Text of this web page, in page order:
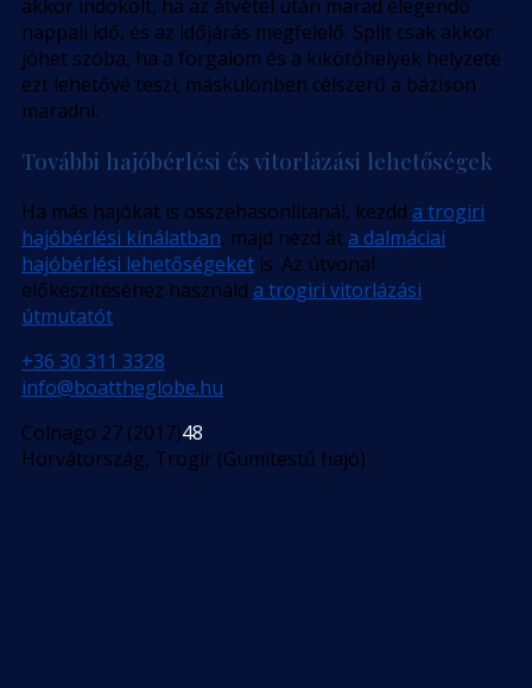
akkor indokolt, ha az átvétel után marad elegendő
nappali idő, és az időjárás megfelelő. Split csak akkor
jöhet szóba, ha a forgalom és a kikötőhelyek helyzete
ezt lehetővé teszi; máskülönben célszerű a bázison
maradni.
További hajóbérlési és vitorlázási lehetőségek
Ha más hajókat is összehasonlítanál, kezdd a trogiri
hajóbérlési kínálatban, majd nézd áta dalmáciai
hajóbérlési lehetőségeket is. Az útvonal
előkészítéséhez használd a trogiri vitorlázási
útmutatót.
+36 30 311 3328
info@boattheglobe.hu
Colnago 27 (2017)48
Horvátország, Trogir (Gumitestű hajó)